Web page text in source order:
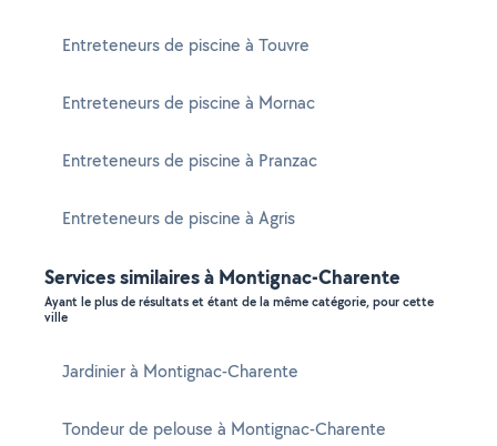
Entreteneurs de piscine à Touvre
Entreteneurs de piscine à Mornac
Entreteneurs de piscine à Pranzac
Entreteneurs de piscine à Agris
Services similaires à Montignac-Charente
Ayant le plus de résultats et étant de la même catégorie, pour cette
ville
Jardinier à Montignac-Charente
Tondeur de pelouse à Montignac-Charente